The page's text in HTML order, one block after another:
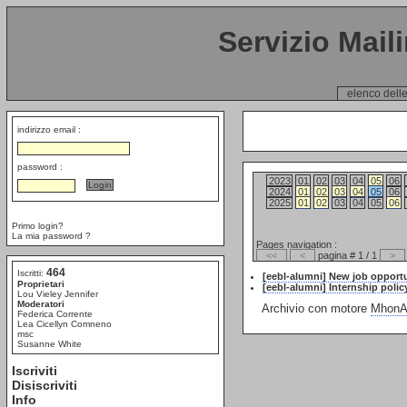
Servizio
elenco
indirizzo email :
password :
Primo login?
La mia password ?
Iscritti: 464
Proprietari
Lou Vieley Jennifer
Moderatori
Federica Corrente
Lea Cicellyn Comneno
msc
Susanne White
Iscriviti
Disiscriviti
Info
2023 01 02 03 04 05
06
2024
01 02 03 04 05
06
2025
01 02 03 04 05 06
Pages navigation :
<<
< pagina # 1 / 1
>
[eebl-alumni] New job
[eebl-alumni] Internship
Archivio con motore